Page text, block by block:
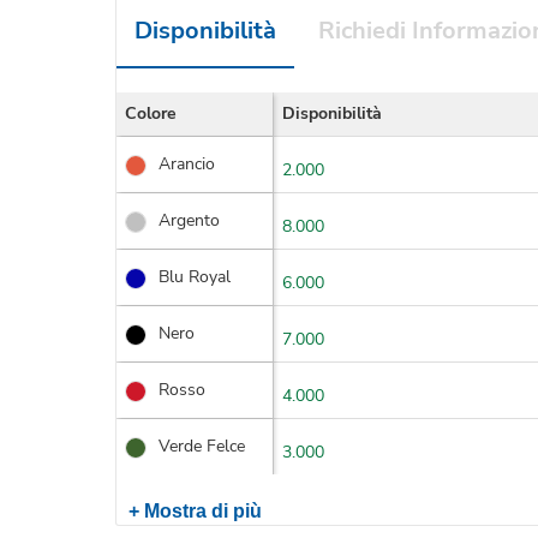
Disponibilità Richiedi
Colore Disponibilità
Arancio 2.000
Argento 8.000
Blu Royal 6.000
Nero 7.000
Rosso 4.000
Verde Felce 3.000
+ Mostra di più